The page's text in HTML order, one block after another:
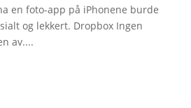
en foto-app på iPhonene burde
og lekkert. Dropbox Ingen
av....